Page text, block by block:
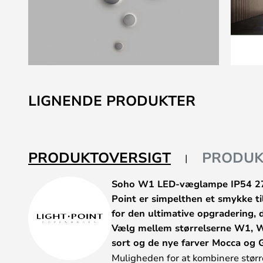
til
starten
LIGNENDE PRODUKTER
PRODUKTOVERSIGT
Soho W1 LED-væglampe IP54
Point er simpelthen et smykke
for den ultimative opgradering,
Vælg mellem størrelserne W1,
sort og de nye farver Mocca og
Muligheden for at kombinere